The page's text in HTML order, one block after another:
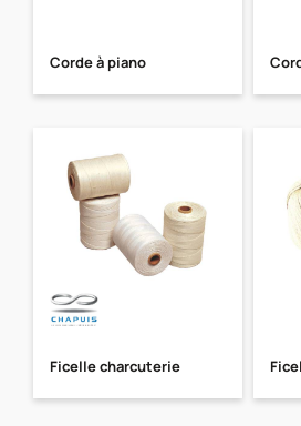
Corde à piano
Ficelle charcuterie